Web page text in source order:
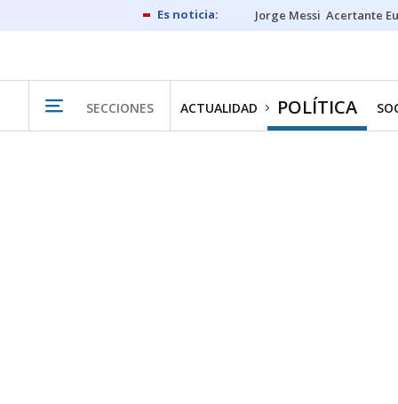
Jorge Messi Acertante
SECCIONES ACTUALIDAD POLÍTICA